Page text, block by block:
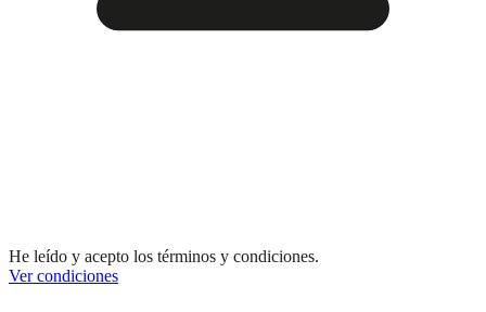
He leído y acepto los términos y condiciones.
Ver condiciones